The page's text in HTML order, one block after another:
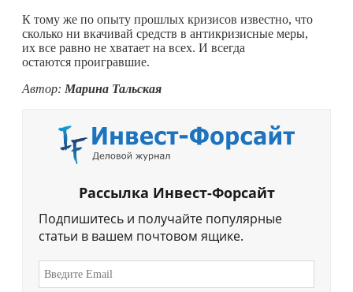
К тому же по опыту прошлых кризисов известно, что
сколько ни вкачивай средств в антикризисные меры,
их все равно не хватает на всех. И всегда
остаются проигравшие.
Автор: Марина Тальская
Рассылка Инвест-Форсайт
Подпишитесь и получайте популярные
статьи в вашем почтовом ящике.